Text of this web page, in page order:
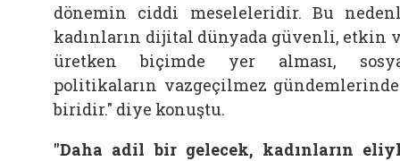
dönemin ciddi meseleleridir. Bu
kadınların dijital dünyada güvenli, etkin
üretken biçimde yer alması,
politikaların vazgeçilmez
biridir." diye konuştu.
"Daha adil bir gelecek, kadınların